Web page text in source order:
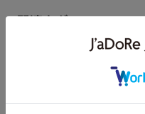
関連タグ
2BUY10%OFF対象商品